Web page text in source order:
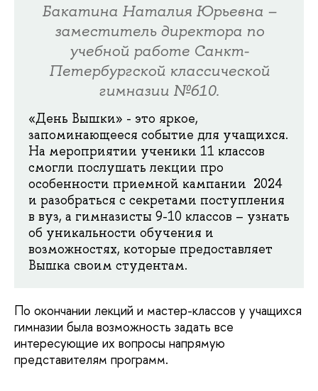
Бакатина Наталия Юрьевна –
заместитель директора по
учебной работе Санкт-
Петербургской классической
гимназии №610.
«День Вышки» - это яркое,
запоминающееся событие для учащихся.
На мероприятии ученики 11 классов
смогли послушать лекции про
особенности приемной кампании 2024
и разобраться с секретами поступления
в вуз, а гимназисты 9-10 классов – узнать
об уникальности обучения и
возможностях, которые предоставляет
Вышка своим студентам.
По окончании лекций и мастер-классов у учащихся
гимназии была возможность задать все
интересующие их вопросы напрямую
представителям программ.